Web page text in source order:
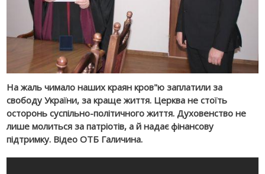
На жаль чимало наших краян кров"ю заплатили за
свободу України, за краще життя. Церква не стоїть
осторонь суспільно-політичного життя. Духовенство не
лише молиться за патріотів, а й надає фінансову
підтримку. Відео ОТБ Галичина.